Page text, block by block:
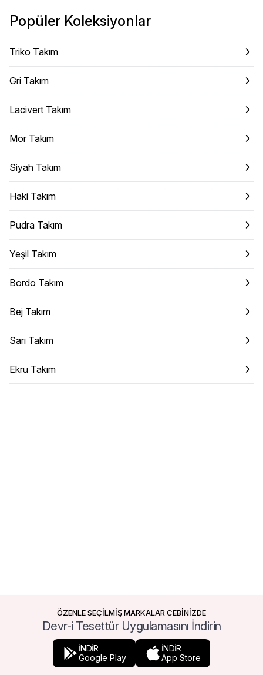
Popüler Koleksiyonlar
Triko Takım
Gri Takım
Lacivert Takım
Mor Takım
Siyah Takım
Haki Takım
Pudra Takım
Yeşil Takım
Bordo Takım
Bej Takım
Sarı Takım
Ekru Takım
ÖZENLE SEÇİLMİŞ MARKALAR CEBİNİZDE
Devr-i Tesettür Uygulamasını İndirin
İNDİR
Google Play
İNDİR
App Store